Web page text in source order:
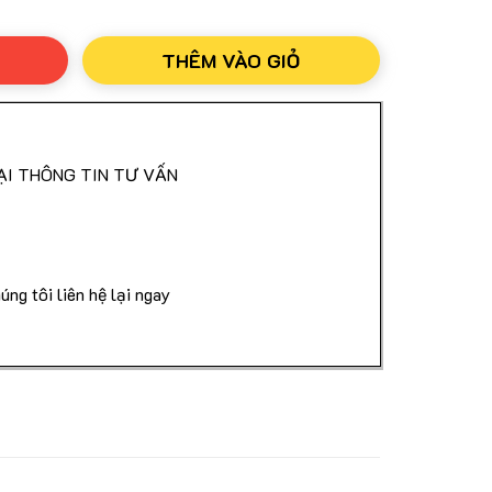
THÊM VÀO GIỎ
Của Bộ Công An
Nhất Từ Công Ty Nuskin
THÔNG TIN TƯ VẤN
tôi liên hệ lại ngay